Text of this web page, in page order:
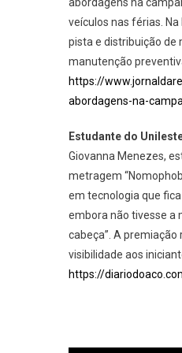
abordagens na
veículos nas férias.
pista e distribuição de
manutenção
https://
abordagens-na-
Estudante do
Giovanna Menezes,
metragem
em tecnologia que
embora não tivesse a
cabeça”. A
visibilidade aos
https://